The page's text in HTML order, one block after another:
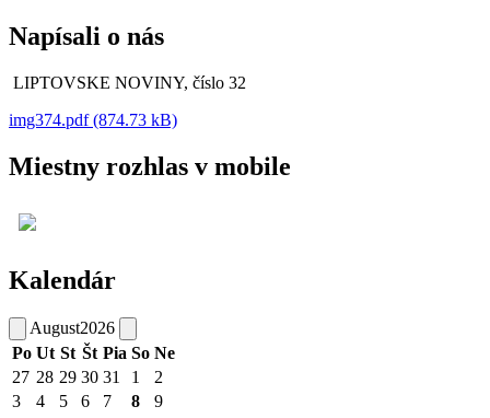
Napísali o nás
LIPTOVSKE NOVINY, číslo 32
img374.pdf (874.73 kB)
Miestny rozhlas v mobile
Kalendár
August2026
Po Ut St Št Pia So Ne
27 28 29 30 31 1
2
3
4 5 6 7 8
9